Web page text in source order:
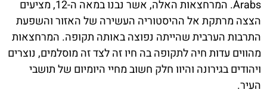
Àrabs. המרחצאות האלה, אשר נבנו במאה ה-12, מציעים
הצצה מרתקת אל ההיסטוריה העשירה של האזור והשפעת
התרבות הערבית שהייתה נפוצה באותה תקופה. המרחצאות
מהווים עדות חיה לתקופה בה חיו זה לצד זה מוסלמים, נוצרים
ויהודים בגירונה והיוו חלק חשוב מחיי היומיום של תושבי
העיר.